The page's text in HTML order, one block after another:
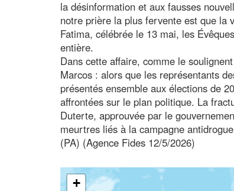
la désinformation et aux fausses
notre prière la plus fervente est que la
Fatima, célébrée le 13 mai, les
entière.
Dans cette affaire, comme le
Marcos : alors que les représentants
présentés ensemble aux élections de
affrontées sur le plan politique. La
Duterte, approuvée par le
meurtres liés à la campagne
(PA) (Agence Fides 12/5/2026)
+